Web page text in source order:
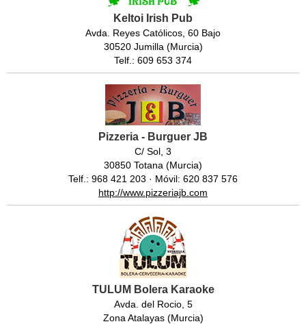
Keltoi Irish Pub
Avda. Reyes Católicos, 60 Bajo
30520 Jumilla (Murcia)
Telf.: 609 653 374
Pizzeria - Burguer JB
C/ Sol, 3
30850 Totana (Murcia)
Telf.: 968 421 203 · Móvil: 620 837 576
http://www.pizzeriajb.com
TULUM Bolera Karaoke
Avda. del Rocio, 5
Zona Atalayas (Murcia)